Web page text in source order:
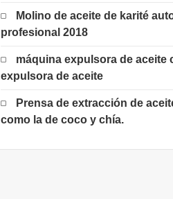
Molino de aceite de karité
profesional 2018
máquina expulsora de aceite
expulsora de aceite
Prensa de extracción de
como la de coco y chía.